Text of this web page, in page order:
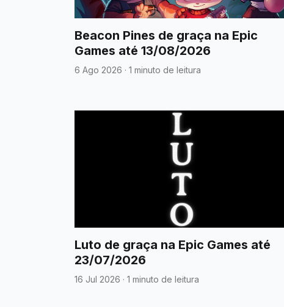
Beacon Pines de graça na Epic
Games até 13/08/2026
6 Ago 2026 · 1 minuto de leitura
Luto de graça na Epic Games até
23/07/2026
16 Jul 2026 · 1 minuto de leitura